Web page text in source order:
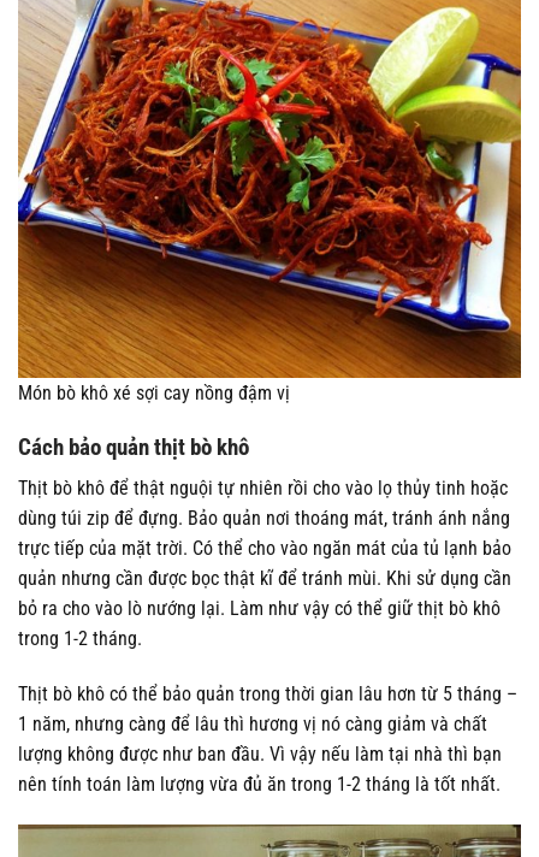
Món bò khô xé sợi cay nồng đậm vị
Cách bảo quản thịt bò khô
Thịt bò khô để thật nguội tự nhiên rồi cho vào lọ thủy tinh hoặc
dùng túi zip để đựng. Bảo quản nơi thoáng mát, tránh ánh nắng
trực tiếp của mặt trời. Có thể cho vào ngăn mát của tủ lạnh bảo
quản nhưng cần được bọc thật kĩ để tránh mùi. Khi sử dụng cần
bỏ ra cho vào lò nướng lại. Làm như vậy có thể giữ thịt bò khô
trong 1-2 tháng.
Thịt bò khô có thể bảo quản trong thời gian lâu hơn từ 5 tháng –
1 năm, nhưng càng để lâu thì hương vị nó càng giảm và chất
lượng không được như ban đầu. Vì vậy nếu làm tại nhà thì bạn
nên tính toán làm lượng vừa đủ ăn trong 1-2 tháng là tốt nhất.